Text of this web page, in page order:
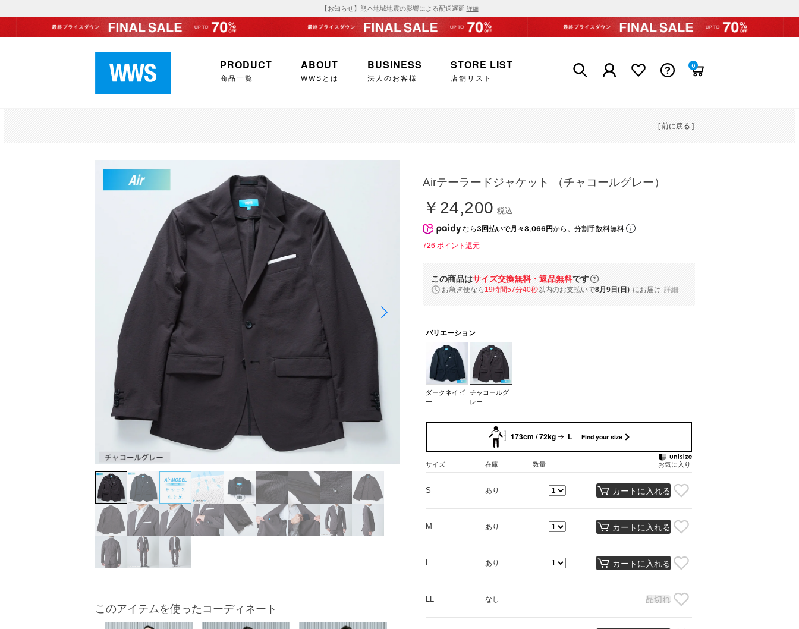
【お知らせ】熊本地域地震の影響による配送遅延 詳細
PRODUCT
商品一覧
ABOUT
WWSとは
BUSINESS
法人のお客様
STORE LIST
店舗リスト
0
[ 前に戻る ]
このアイテムを使ったコーディネート
Airテーラードジャケット （チャコールグレー）
￥24,200 税込
なら 3回払いで月々8,066円から。分割手数料無料
726 ポイント還元
この商品はサイズ交換無料・返品無料です
お急ぎ便なら 19時間57分39秒以内のお支払いで8月9日(日) にお届け 詳細
バリエーション
ダークネイビ
ー
チャコールグ
レー
173cm / 72kg L Find your size
サイズ 在庫 数量 お気に入り
S あり カートに入れる
M あり カートに入れる
L あり カートに入れる
LL なし 品切れ